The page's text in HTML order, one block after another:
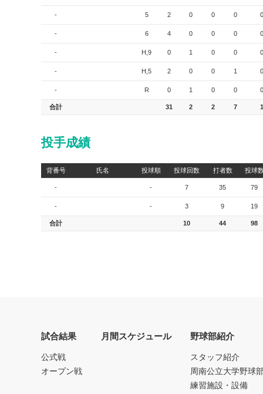
- 5 2 0 0 0 0
- 6 4 0 0 0 0
- H,9 0 1 0 0 0
- H,5 2 0 0 1 0
- R 0 1 0 0 0
合計 31 2 2 7 1
投手成績
背番号 氏名 投球順 投球回数 打者数 投球
- - 7 35 79
- - 3 9 19
合計 10 44 98
試合結果
公式戦
オープン戦
月間スケジュール 野球部紹介
スタッフ紹介
周南公立大学野球
練習施設・設備